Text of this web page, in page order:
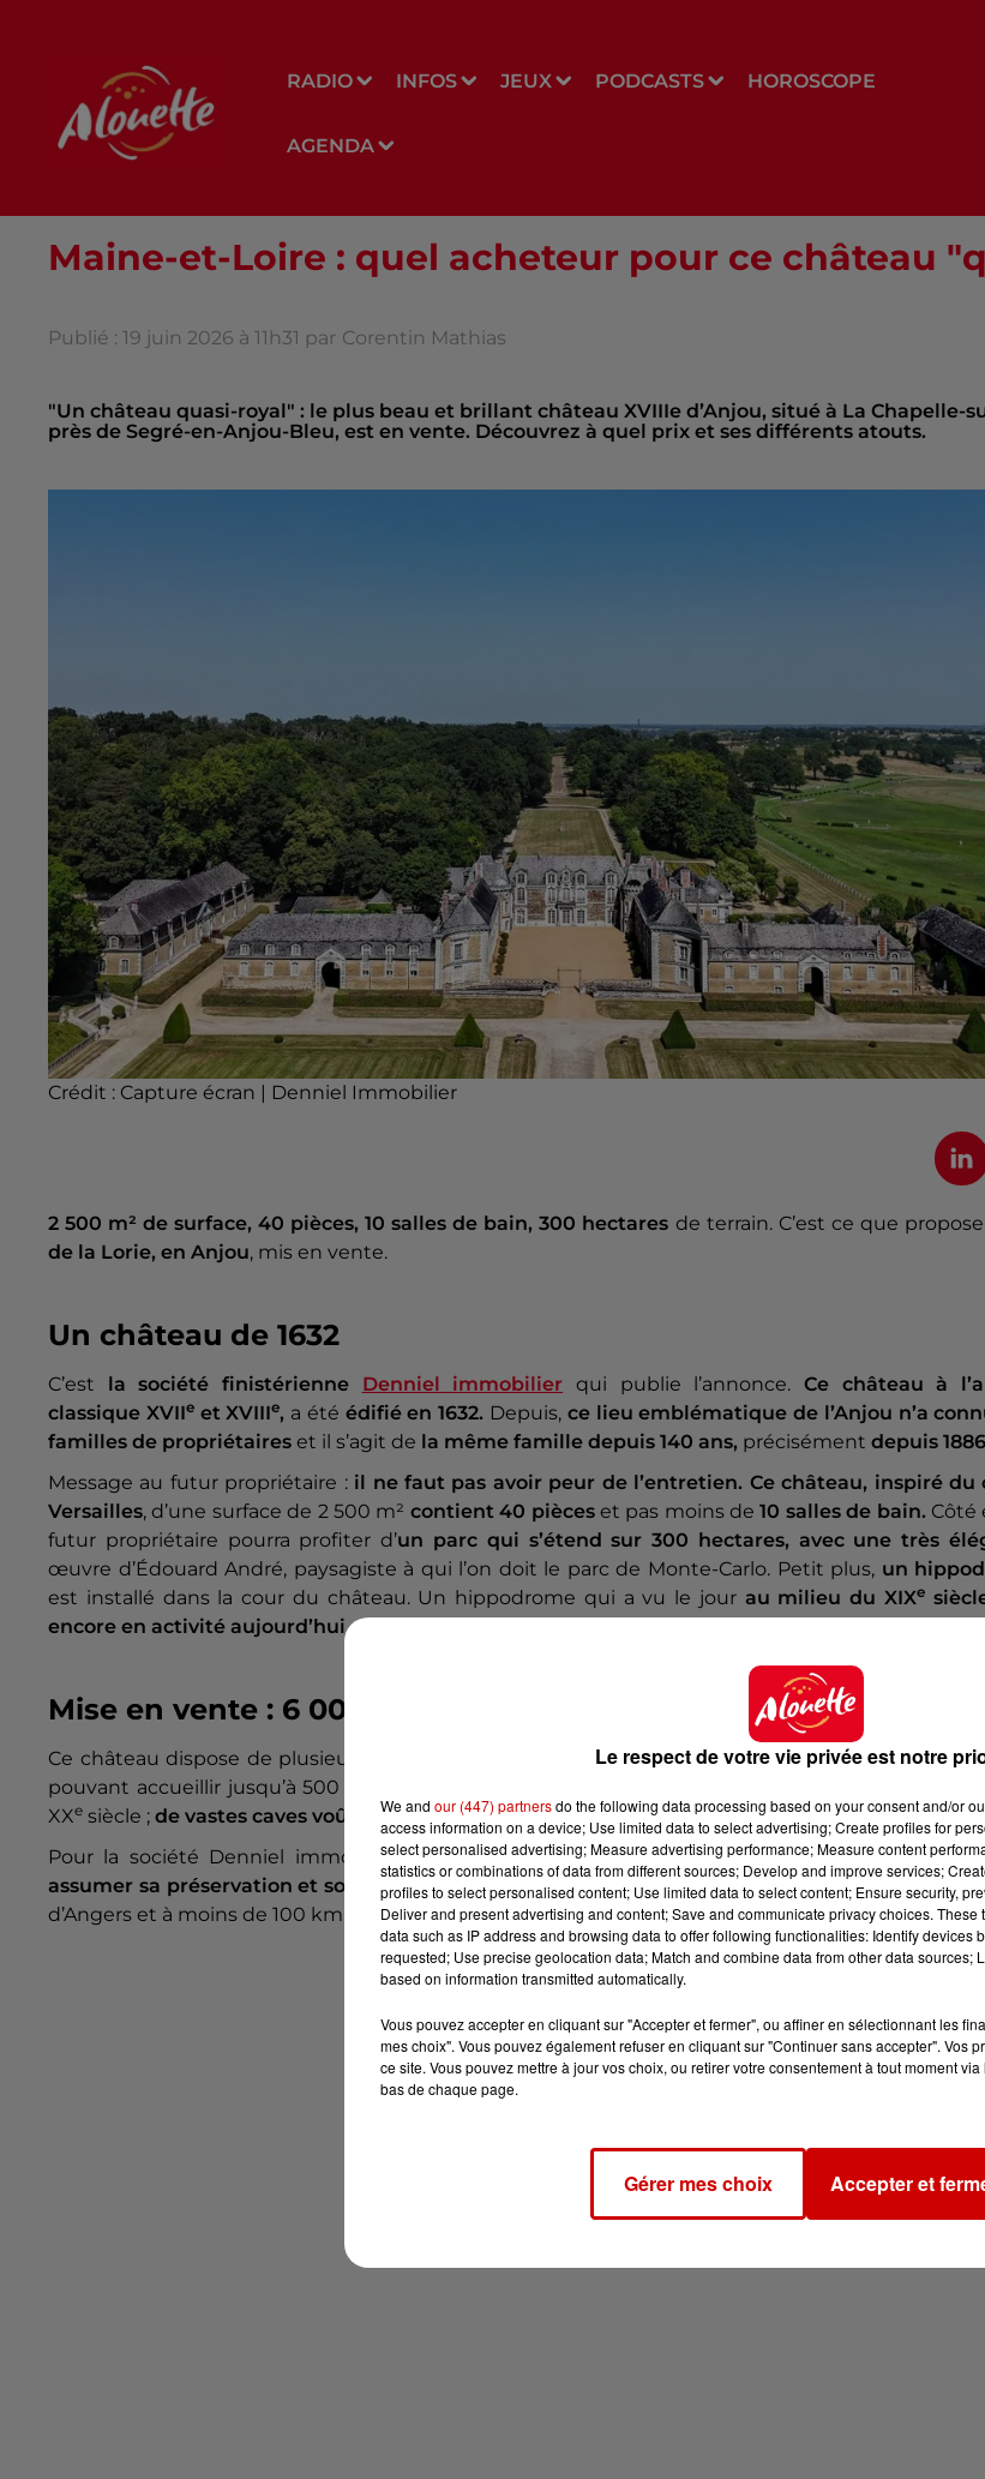
RADIO INFOS JEUX PODCASTS HOROSCOPE
AGENDA
Maine-et-Loire : quel acheteur pour ce château
Publié : 19 juin 2026 à 11h31 par Corentin Mathias
"Un château quasi-royal" : le plus beau et brillant château XVIIIe d’Anjou, situé à La Chapelle-
près de Segré-en-Anjou-Bleu, est en vente. Découvrez à quel prix et ses différents atouts.
Crédit : Capture écran | Denniel Immobilier
2 500 m² de surface, 40 pièces, 10 salles de bain, 300 hectares de terrain. C’est ce que propose
de la Lorie, en Anjou, mis en vente.
Un château de 1632
C’est la société finistérienne Denniel immobilier qui publie l’annonce. Ce château à
classique XVIIeet XVIIIe, a été édifié en 1632. Depuis, ce lieu emblématique de l’Anjou n’a
familles de propriétaires et il s’agit de la même famille depuis 140 ans, précisément depuis
Message au futur propriétaire :il ne faut pas avoir peur de l’entretien. Ce château, inspiré du
Versailles, d’une surface de 2 500 m² contient 40 pièces et pas moins de10 salles de bain. Côté
futur propriétaire pourra profiter d’un parc qui s’étend sur 300 hectares, avec une très
œuvre d’Édouard André, paysagiste à qui l’on doit le parc de Monte-Carlo. Petit plus, un
est installé dans la cour du château. Un hippodrome qui a vu le jour au milieu du XIXe
encore en activité aujourd’hui.
Mise en vente : 6 000 000 €
Ce château dispose de plusieurs autres dépendances, tels qu’un manège aménagé en salle
pouvant accueillir jusqu’à 500 personnes ;
XXe siècle ; de vastes caves voûtées ; d’une piscineou encore,une somptueuse orangerie.
Pour la société Denniel immobilier,ce château doit être vendu à une personne qui
assumer sa préservation et son embellissement.Tout cela a un coût.Le château de la Lorie,
d’Angers et à moins de 100 km de Nantes, est mis en vente à 6 millions d’euros.
Le respect de votre vie privée est notre
We and our (447) partnersdo the following data processing based on your consent and/or
access information on a device; Use limited data to select advertising; Create profiles for
select personalised advertising; Measure advertising performance; Measure content
statistics or combinations of data from different sources; Develop and improve services;
profiles to select personalised content; Use limited data to select content; Ensure security,
Deliver and present advertising and content; Save and communicate privacy choices.
data such as IP address and browsing data to offer following functionalities: Identify devices
requested; Use precise geolocation data; Match and combine data from other data sources;
based on information transmitted automatically.
Vous pouvez accepter en cliquant sur "Accepter et fermer", ou affiner en sélectionnant les
mes choix". Vous pouvez également refuser en cliquant sur "Continuer sans accepter". Vos
ce site. Vous pouvez mettre à jour vos choix, ou retirer votre consentement à tout moment
bas de chaque page.
Gérer mes choix Accepter et